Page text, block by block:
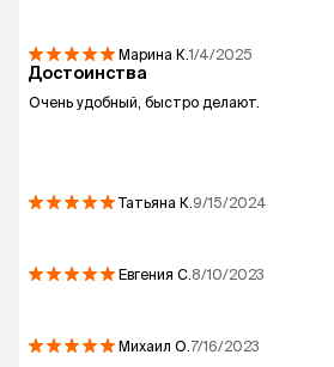
Марина К.1/4/2025
Достоинства
Очень удобный, быстро делают.
Татьяна К. 9/15/2024
Евгения С. 8/10/2023
Михаил О. 7/16/2023